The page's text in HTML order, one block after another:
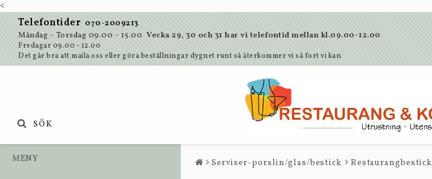
<
Telefontider 070-2009213
Måndag - Torsdag 09.00 - 15.00 Vecka 29, 30 och 31 har vi telefontid mellan kl.09.00-12.00
Fredagar 09.00 - 12.00
Det går bra att maila oss eller göra beställningar dygnet runt så återkommer vi så fort vi kan
SÖK
MENY Serviser-porslin/glas/bestick Restaurangbestick